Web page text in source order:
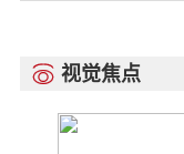
 视觉焦点